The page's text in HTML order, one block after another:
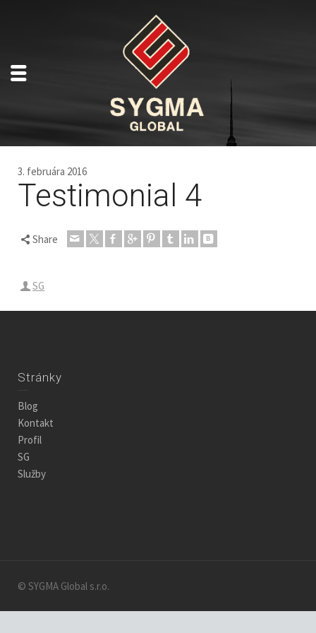
3. februára 2016
Testimonial 4
Share
SG
Stránky
Blog
Kontakt
Profil
SG
Služby
© SYGMA Global s.r.o.